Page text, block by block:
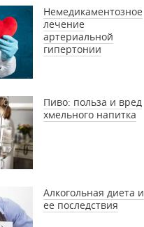
Немедикаментозное
лечение
артериальной
гипертонии
Пиво: польза и вред
хмельного напитка
Алкогольная диета и
ее последствия